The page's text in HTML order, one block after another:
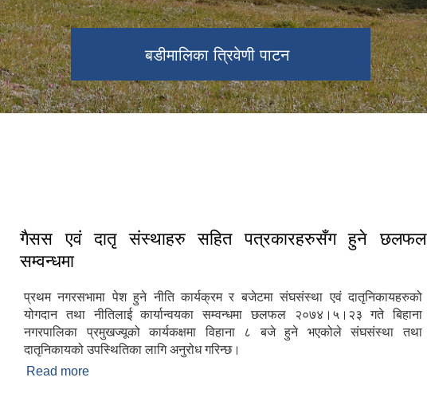
बडीमालिका त्रिवेणी पाटन
नगर सभा २०८०
गैसस एवं दातृ संस्थाहरु सहित पत्रकारहरुसँग हुने छलफल
सम्वन्धमा
प्रथम नगरसभामा पेश हुने नीति कार्यक्रम र बजेटमा संघसंस्था एवं दातृनिकायहरुको
योगदान तथा नीतिलाई कार्यान्वयका सम्वन्धमा छलफल २०७४।५।२३ गते बिहाना
नगरपालिका प्रमुखज्यूको कार्यकक्षमा विहाना ८ बजे हुने भएकोले संघसंस्था तथा
दातृनिकायको उपस्थितिका लागि अनुरोध गरिन्छ।
Read more